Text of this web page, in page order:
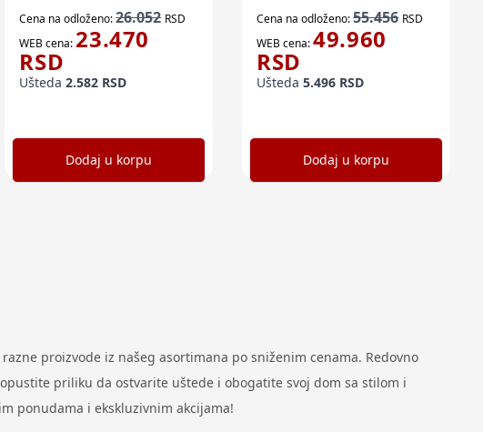
Cena na odloženo:26.052 RSD
WEB cena: 23.470
RSD
Ušteda 2.582 RSD
Dodaj u korpu
Cena na odloženo:55.456 RSD
WEB cena:49.960
RSD
Ušteda 5.496 RSD
Dodaj u korpu
proizvode iz našeg asortimana po sniženim cenama. Redovno
priliku da ostvarite uštede i obogatite svoj dom sa stilom i
ponudama i ekskluzivnim akcijama!